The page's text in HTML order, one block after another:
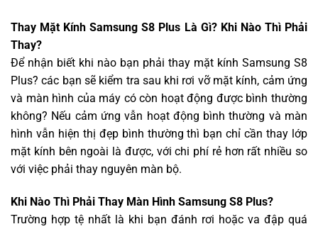
Thay Mặt Kính Samsung S8 Plus Là Gì? Khi Nào Thì Phải
Thay?
Để nhận biết khi nào bạn phải thay mặt kính Samsung S8
Plus? các bạn sẽ kiểm tra sau khi rơi vỡ mặt kính, cảm ứng
và màn hình của máy có còn hoạt động được bình thường
không? Nếu cảm ứng vẫn hoạt động bình thường và màn
hình vẫn hiện thị đẹp bình thường thì bạn chỉ cần thay lớp
mặt kính bên ngoài là được, với chi phí rẻ hơn rất nhiều so
với việc phải thay nguyên màn bộ.
Khi Nào Thì Phải Thay Màn Hình Samsung S8 Plus?
Trường hợp tệ nhất là khi bạn đánh rơi hoặc va đập quá